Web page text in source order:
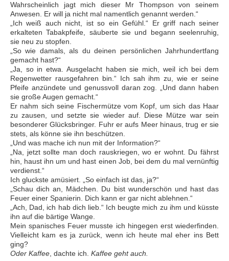
Wahrscheinlich jagt mich dieser Mr Thompson von seinem
Anwesen. Er will ja nicht mal namentlich genannt werden.“
„Ich weiß auch nicht, ist so ein Gefühl.“ Er griff nach seiner
erkalteten Tabakpfeife, säuberte sie und begann seelenruhig,
sie neu zu stopfen.
„So wie damals, als du deinen persönlichen Jahrhundertfang
gemacht hast?“
„Ja, so in etwa. Ausgelacht haben sie mich, weil ich bei dem
Regenwetter rausgefahren bin.“ Ich sah ihm zu, wie er seine
Pfeife anzündete und genussvoll daran zog. „Und dann haben
sie große Augen gemacht.“
Er nahm sich seine Fischermütze vom Kopf, um sich das Haar
zu zausen, und setzte sie wieder auf. Diese Mütze war sein
besonderer Glücksbringer. Fuhr er aufs Meer hinaus, trug er sie
stets, als könne sie ihn beschützen.
„Und was mache ich nun mit der Information?“
„Na, jetzt sollte man doch rauskriegen, wo er wohnt. Du fährst
hin, haust ihn um und hast einen Job, bei dem du mal vernünftig
verdienst.“
Ich gluckste amüsiert. „So einfach ist das, ja?“
„Schau dich an, Mädchen. Du bist wunderschön und hast das
Feuer einer Spanierin. Dich kann er gar nicht ablehnen.“
„Ach, Dad, ich hab dich lieb.“ Ich beugte mich zu ihm und küsste
ihn auf die bärtige Wange.
Mein spanisches Feuer musste ich hingegen erst wiederfinden.
Vielleicht kam es ja zurück, wenn ich heute mal eher ins Bett
ging?
Oder Kaffee , dachte ich. Kaffee geht auch.